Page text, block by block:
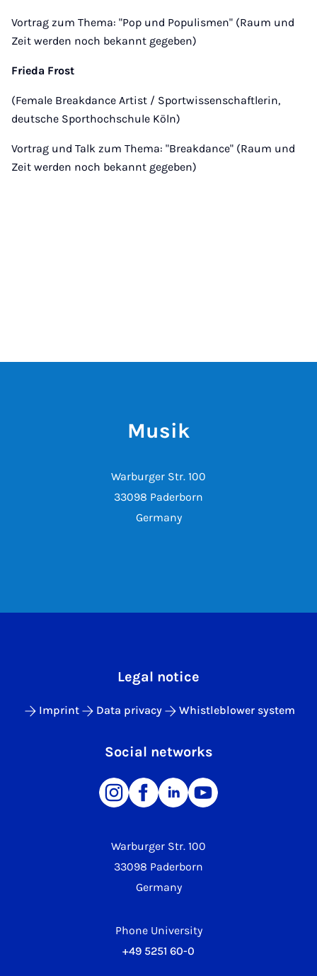
Vortrag zum Thema: "Pop und Populismen" (Raum und
Zeit werden noch bekannt gegeben)
Frieda Frost
(Female Breakdance Artist / Sportwissenschaftlerin,
deutsche Sporthochschule Köln)
Vortrag und Talk zum Thema: "Breakdance" (Raum und
Zeit werden noch bekannt gegeben)
Musik
Warburger Str. 100
33098 Paderborn
Germany
Warburger Str. 100
33098 Paderborn
Germany
Phone University
+49 5251 60-0
Legal notice
Imprint Data privacy Whistleblower system
Social networks